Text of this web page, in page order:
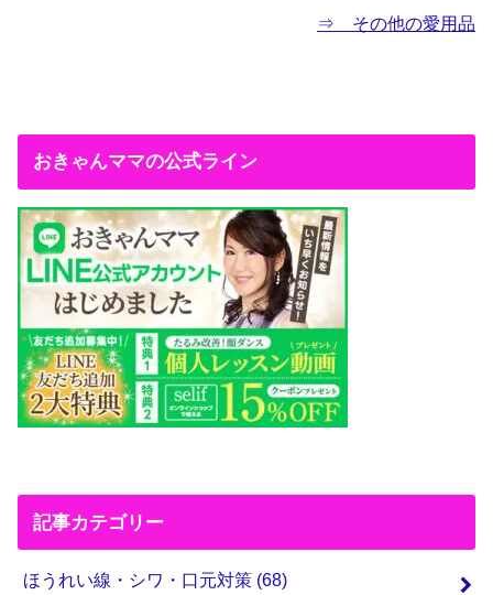
⇒ その他の愛用品
おきゃんママの公式ライン
記事カテゴリー
ほうれい線・シワ・口元対策 (68)